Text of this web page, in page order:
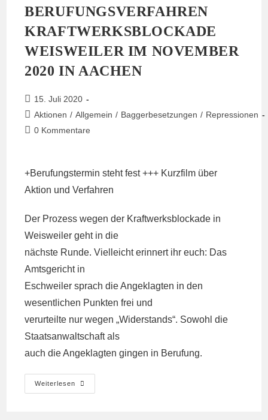
BERUFUNGSVERFAHREN
KRAFTWERKSBLOCKADE
WEISWEILER IM NOVEMBER
2020 IN AACHEN
Beitrag
veröffentlicht:
15. Juli 2020
Beitrags-
Kategorie:
Aktionen / Allgemein / Baggerbesetzungen / Repressionen
Beitrags-
0 Kommentare
+Berufungstermin steht fest +++ Kurzfilm über
Aktion und Verfahren
Der Prozess wegen der Kraftwerksblockade in
Weisweiler geht in die
nächste Runde. Vielleicht erinnert ihr euch: Das
Amtsgericht in
Eschweiler sprach die Angeklagten in den
wesentlichen Punkten frei und
verurteilte nur wegen „Widerstands“. Sowohl die
Staatsanwaltschaft als
auch die Angeklagten gingen in Berufung.
Weiterlesen
Berufungsverfahren
Kraftwerksblockade